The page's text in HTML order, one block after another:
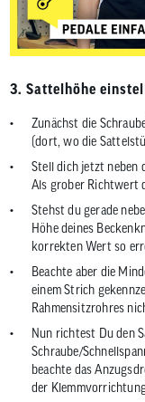
3. Sattelhöhe
Zunächst die
(dort, wo die
Stell dich jetzt neben
Als grober Richtwert
Stehst du gerade
Höhe deines
korrekten Wert so
Beachte aber die
einem Strich
Rahmensitzrohres
Nun richtest Du den
Schraube/
beachte das
der